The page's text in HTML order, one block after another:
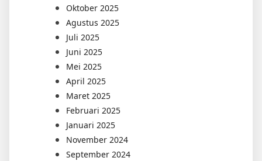
Oktober 2025
Agustus 2025
Juli 2025
Juni 2025
Mei 2025
April 2025
Maret 2025
Februari 2025
Januari 2025
November 2024
September 2024